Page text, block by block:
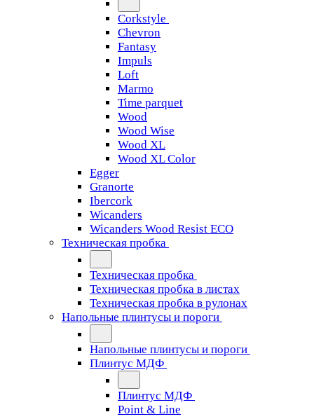
Corkstyle
Chevron
Fantasy
Impuls
Loft
Marmo
Time parquet
Wood
Wood Wise
Wood XL
Wood XL Color
Egger
Granorte
Ibercork
Wicanders
Wicanders Wood Resist ECO
Техническая пробка
Техническая пробка
Техническая пробка в листах
Техническая пробка в рулонах
Напольные плинтусы и пороги
Напольные плинтусы и пороги
Плинтус МДФ
Плинтус МДФ
Point & Line